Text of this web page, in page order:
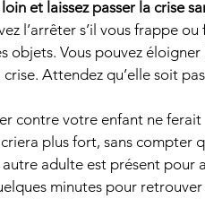
et laissez passer la crise
l’arrêter s’il vous frappe
objets. Vous pouvez éloigner
Attendez qu’elle soit
contre votre enfant ne ferait
plus fort, sans compter
autre adulte est présent pour
minutes pour